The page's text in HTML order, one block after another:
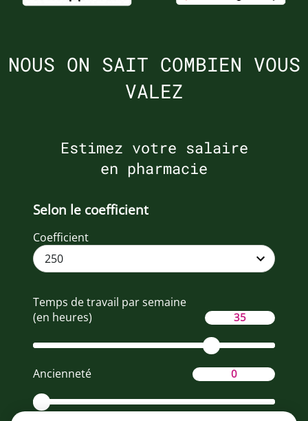
NOUS ON SAIT COMBIEN VOUS
VALEZ
Estimez votre salaire
en pharmacie
Selon le coefficient
Coefficient
Temps de travail par semaine
(en heures)
Ancienneté